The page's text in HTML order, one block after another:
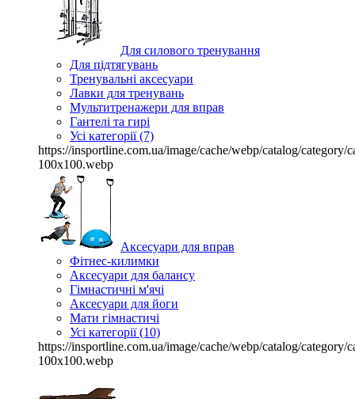
Для силового тренування
Для підтягувань
Тренувальні аксесуари
Лавки для тренувань
Мультитренажери для вправ
Гантелі та гирі
Усі категорії (7)
https://insportline.com.ua/image/cache/webp/catalog/category/
100x100.webp
Аксесуари для вправ
Фітнес-килимки
Аксесуари для балансу
Гімнастичні м'ячі
Аксесуари для йоги
Мати гімнастичі
Усі категорії (10)
https://insportline.com.ua/image/cache/webp/catalog/category/
100x100.webp